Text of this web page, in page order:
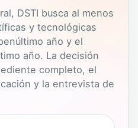
DSTI busca al menos
y tecnológicas
año y el
año. La decisión
completo, el
y la entrevista de